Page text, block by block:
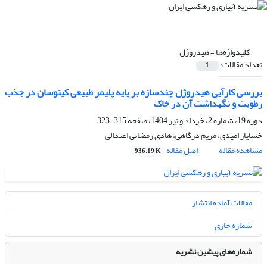
کلیدواژه‌ها =هیدروژل
تعداد مقالات: 1
بررسی کارآیی هیدروژل چندسازه بر پایه پلیمر طبیعی کیتوسان در جذب
رطوبت و نگهداشت آن در خاک
دوره 19، شماره 2، خرداد و تیر 1404، صفحه
315-323
خشایار امیدی، مریم درگاهی، هادی رمضانی اعتدالی
مشاهده مقاله
اصل مقاله 936.19 K
مقالات آماده انتشار
شماره جاری
شماره‌های پیشین نشریه